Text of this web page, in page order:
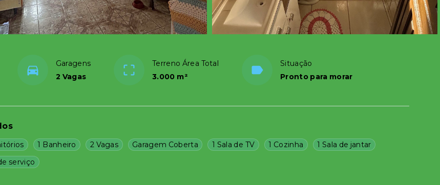
Garagens
2 Vagas
Terreno Área Total
3.000 m²
Situação
Pronto para morar
1 Banheiro 2 Vagas Garagem Coberta 1 Sala de TV 1 Cozinha
1 Sala de jantar
serviço